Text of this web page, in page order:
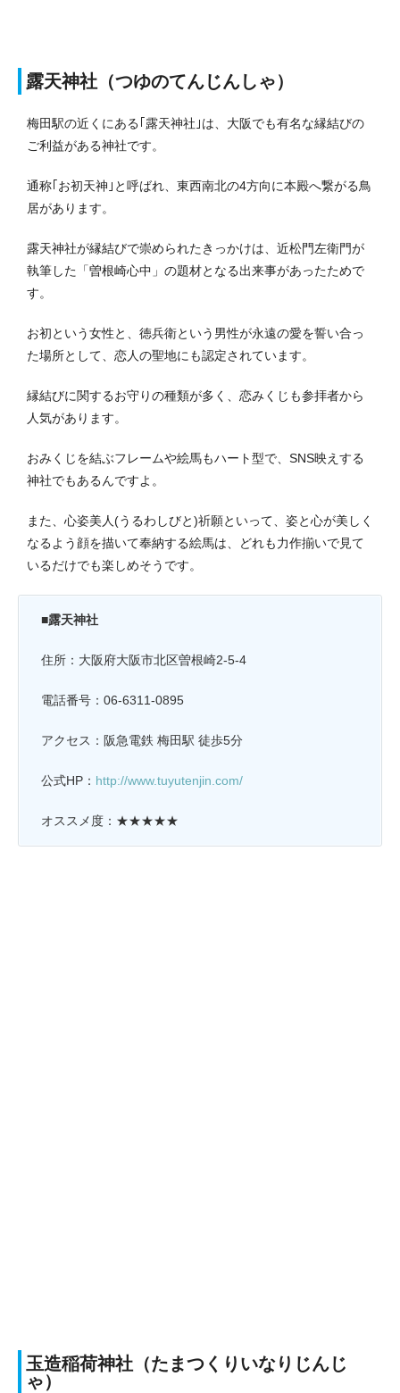
露天神社（つゆのてんじんしゃ）
梅田駅の近くにある｢露天神社｣は、大阪でも有名な縁結びの
ご利益がある神社です。
通称｢お初天神｣と呼ばれ、東西南北の4方向に本殿へ繋がる鳥
居があります。
露天神社が縁結びで崇められたきっかけは、近松門左衛門が
執筆した「曽根崎心中」の題材となる出来事があったためで
す。
お初という女性と、徳兵衛という男性が永遠の愛を誓い合っ
た場所として、恋人の聖地にも認定されています。
縁結びに関するお守りの種類が多く、恋みくじも参拝者から
人気があります。
おみくじを結ぶフレームや絵馬もハート型で、SNS映えする
神社でもあるんですよ。
また、心姿美人(うるわしびと)祈願といって、姿と心が美しく
なるよう顔を描いて奉納する絵馬は、どれも力作揃いで見て
いるだけでも楽しめそうです。
■露天神社
住所：大阪府大阪市北区曽根崎2-5-4
電話番号：06-6311-0895
アクセス：阪急電鉄 梅田駅 徒歩5分
公式HP： http://www.tuyutenjin.com/
オススメ度：★★★★★
玉造稲荷神社（たまつくりいなりじんじ
ゃ）